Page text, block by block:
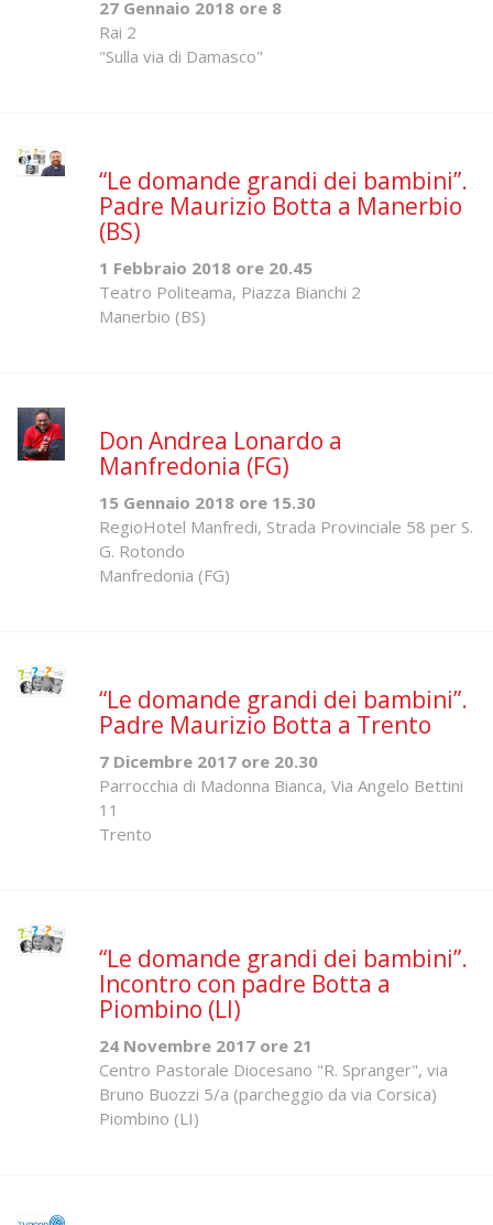
27 Gennaio 2018 ore 8
Rai 2
"Sulla via di Damasco"
“Le domande grandi dei bambini”.
Padre Maurizio Botta a Manerbio
(BS)
1 Febbraio 2018 ore 20.45
Teatro Politeama, Piazza Bianchi 2
Manerbio (BS)
Don Andrea Lonardo a
Manfredonia (FG)
15 Gennaio 2018 ore 15.30
RegioHotel Manfredi, Strada Provinciale 58 per S.
G. Rotondo
Manfredonia (FG)
“Le domande grandi dei bambini”.
Padre Maurizio Botta a Trento
7 Dicembre 2017 ore 20.30
Parrocchia di Madonna Bianca, Via Angelo Bettini
11
Trento
“Le domande grandi dei bambini”.
Incontro con padre Botta a
Piombino (LI)
24 Novembre 2017 ore 21
Centro Pastorale Diocesano "R. Spranger", via
Bruno Buozzi 5/a (parcheggio da via Corsica)
Piombino (LI)